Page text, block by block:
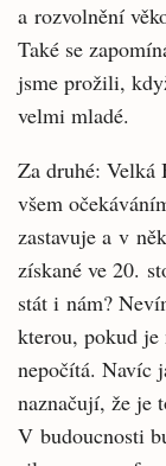
a rozvolnění
Také se
jsme prožili,
velmi mladé.
Za druhé: Velká
všem
zastavuje a v
získané ve 20.
stát i nám?
kterou, pokud
nepočítá. Navíc
naznačují, že je
V budoucnosti